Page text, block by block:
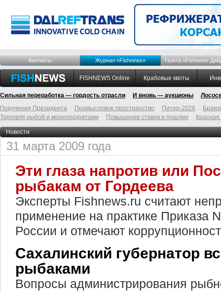
Контакты Журнал «Fishnews» Газета «Fishnews
FISHNEWS Online Крабовые квоты
Сильная переработка — гордость отрасли И вновь — аукционы
Поручения Президента
Промысловое пространство Питер-2026
Торговля рыбой и морепродуктами
Повышение ставок и пошлин
Новости
31 марта 2009 года
Эти глаза напротив или
рыбакам от Гордеева
Эксперты Fishnews.ru считают
применение на практике Приказа
России и отмечают
Сахалинский губернатор
рыбаками
Вопросы администрирования